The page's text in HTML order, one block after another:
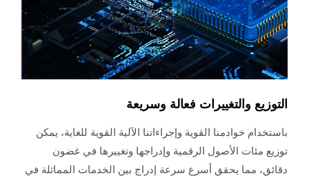
التوزيع والتغييرات فعالة وسريعة
باستخدام خوادمنا القوية وإجراءاتنا الآلية القوية للغاية، يمكن
توزيع مئات الأصول الرقمية وإدراجها وتغييرها في غضون
دقائق، مما يحقق أسرع سرعة إدراج بين الخدمات المماثلة في